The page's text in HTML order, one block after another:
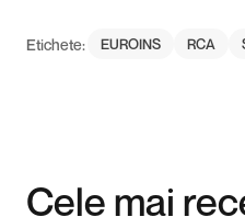
Etichete: EUROINS RCA
Cele mai